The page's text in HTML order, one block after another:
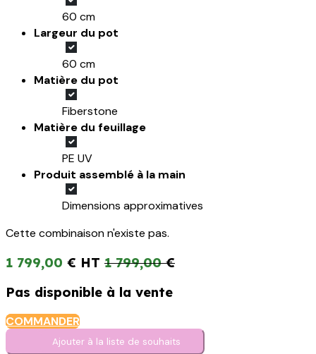
60 cm
Largeur du pot
60 cm
Matière du pot
Fiberstone
Matière du feuillage
PE UV
Produit assemblé à la main
Dimensions approximatives
Cette combinaison n'existe pas.
1 799,00 € 1 799,00€
Pas disponible à la vente
COMMANDER
Ajouter à la liste de s​o​uh​aits